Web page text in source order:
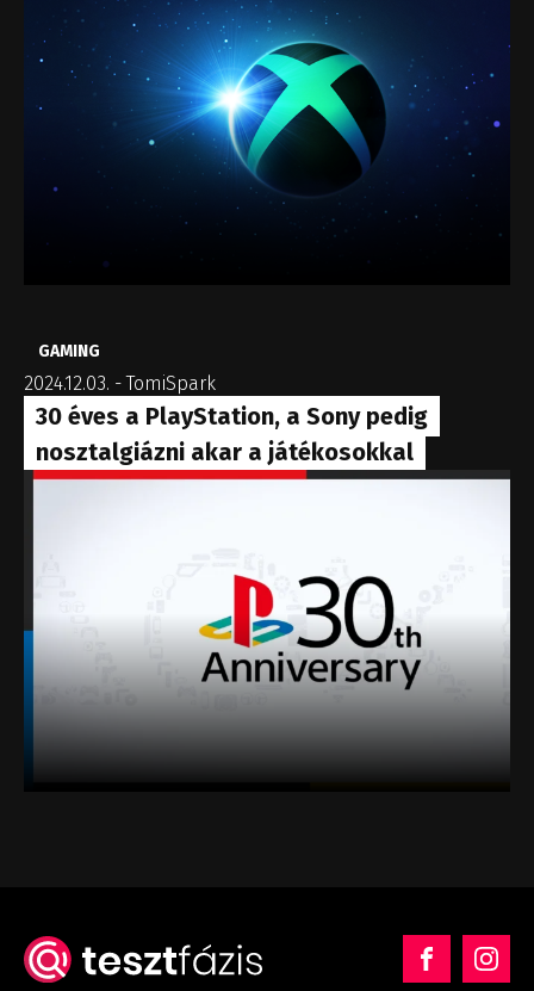
GAMING
2024.12.03. -TomiSpark
30 éves a PlayStation, a Sony pedig
nosztalgiázni akar a játékosokkal